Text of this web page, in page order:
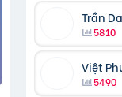
Trần
5810
Việt
5490